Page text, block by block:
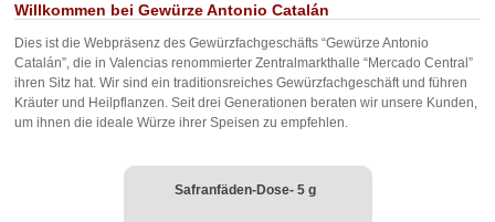
Willkommen bei Gewürze Antonio Catalán
Dies ist die Webpräsenz des Gewürzfachgeschäfts “Gewürze Antonio
Catalán”, die in Valencias renommierter Zentralmarkthalle “Mercado Central”
ihren Sitz hat. Wir sind ein traditionsreiches Gewürzfachgeschäft und führen
Kräuter und Heilpflanzen. Seit drei Generationen beraten wir unsere Kunden,
um ihnen die ideale Würze ihrer Speisen zu empfehlen.
Safranfäden-Dose- 5 g